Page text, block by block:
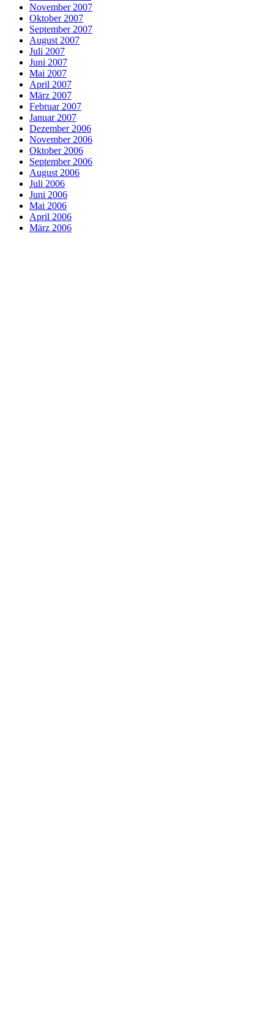
November 2007
Oktober 2007
September 2007
August 2007
Juli 2007
Juni 2007
Mai 2007
April 2007
März 2007
Februar 2007
Januar 2007
Dezember 2006
November 2006
Oktober 2006
September 2006
August 2006
Juli 2006
Juni 2006
Mai 2006
April 2006
März 2006